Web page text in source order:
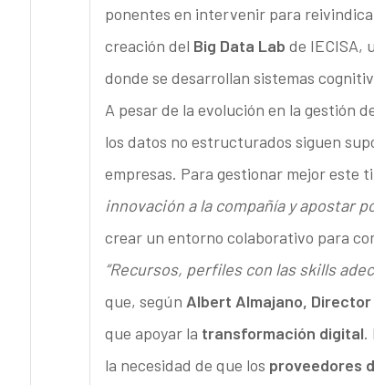
ponentes en intervenir para
creación del Big Data Lab de IECISA,
donde se desarrollan sistemas
A pesar de la evolución en la gestión
los datos no estructurados siguen
empresas. Para gestionar mejor este
innovación a la compañía y apostar
crear un entorno colaborativo para
“Recursos, perfiles con las skills
que, según Albert Almajano,
que apoyar la transformación digital.
la necesidad de que los proveedores